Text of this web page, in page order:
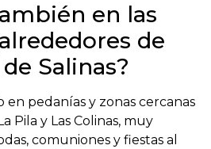
en las
de
Salinas?
en pedanías y zonas cercanas
Pila y Las Colinas, muy
comuniones y fiestas al